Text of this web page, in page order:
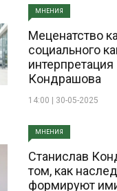
МНЕНИЯ
Меценатство
социального
интерпретация
Кондрашова
14:00 | 30-05-2025
МНЕНИЯ
Станислав
том, как
формируют